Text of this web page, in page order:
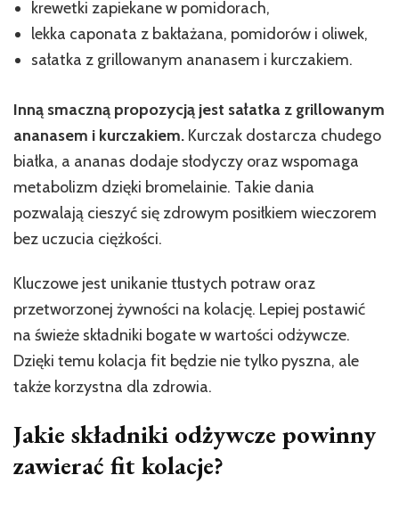
krewetki zapiekane w pomidorach,
lekka caponata z bakłażana, pomidorów i oliwek,
sałatka z grillowanym ananasem i kurczakiem.
Inną smaczną propozycją jest sałatka z grillowanym
ananasem i kurczakiem. Kurczak dostarcza chudego
białka, a ananas dodaje słodyczy oraz wspomaga
metabolizm dzięki bromelainie. Takie dania
pozwalają cieszyć się zdrowym posiłkiem wieczorem
bez uczucia ciężkości.
Kluczowe jest unikanie tłustych potraw oraz
przetworzonej żywności na kolację. Lepiej postawić
na świeże składniki bogate w wartości odżywcze.
Dzięki temu kolacja fit będzie nie tylko pyszna, ale
także korzystna dla zdrowia.
Jakie składniki odżywcze powinny
zawierać fit kolacje?